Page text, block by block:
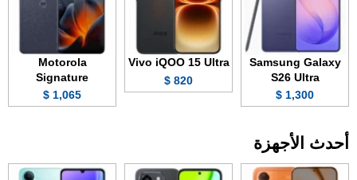
Samsung Galaxy
S26 Ultra
1,300 $
Vivo iQOO 15 Ultra
820 $
Motorola
Signature
1,065 $
أحدث الأجهزة